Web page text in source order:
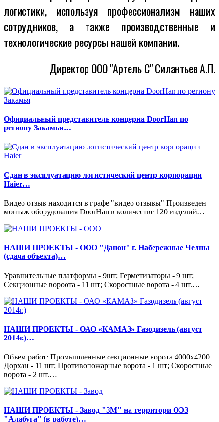
логистики, используя профессионализм наших
сотрудников, а также производственные и
технологические ресурсы нашей компании.
Директор ООО "Артель С" Силантьев А.П.
Официальный представитель концерна DoorHan по
региону Закамья…
Сдан в эксплуатацию логистический центр корпорации
Haier…
Видео отзыв находится в графе "видео отзывы" Произведен
монтаж оборудования DoorHan в количестве 120 изделий…
НАШИ ПРОЕКТЫ - ООО "Данон" г. Набережные Челны
(сдача объекта)…
Уравнительные платформы - 9шт; Герметизаторы - 9 шт;
Секционные вороота - 11 шт; Скоростные ворота - 4 шт.…
НАШИ ПРОЕКТЫ - ОАО «КАМАЗ» Газодизель (август
2014г.)…
Объем работ: Промышленные секционные ворота 4000х4200
Дорхан - 11 шт; Противопожарные ворота - 1 шт; Скоростные
ворота - 2 шт.…
НАШИ ПРОЕКТЫ - Завод "ЗМ" на территори ОЭЗ
"Алабуга" (в работе)…